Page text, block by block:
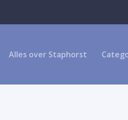
Alles over Staphorst